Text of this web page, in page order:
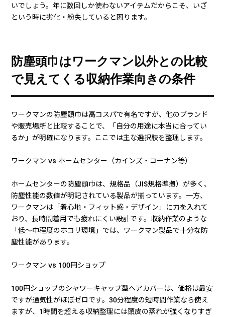
いでしょう。年に数回しか使わないアイテムだからこそ、いざ
という時に劣化・紛失していると困ります。
防塵頭巾はワークマン以外との比較
で見えてくる収納作業向きの条件
ワークマンの防塵頭巾は高コスパで有名ですが、他のブランド
や販売場所と比較することで、「自分の用途に本当に合ってい
るか」が明確になります。ここでは主な選択肢を整理します。
ワークマン vs ホームセンター（カインズ・コーナン等）
ホームセンターの防塵頭巾は、規格品（JIS規格準拠）が多く、
防塵性能の数値が明記されている製品が揃っています。一方、
ワークマンは「着心地・フィット感・デザイン」に力を入れて
おり、長時間着用でも疲れにくい設計です。収納作業のような
「低〜中程度のホコリ環境」では、ワークマン製品で十分な防
塵性能があります。
ワークマン vs 100円ショップ
100円ショップのシャワーキャップ型ヘアカバーは、価格は最安
ですが通気性がほぼゼロです。30分程度の短時間作業なら使え
ますが、1時間を超える収納整理には頭皮の蒸れが強くなりすぎ